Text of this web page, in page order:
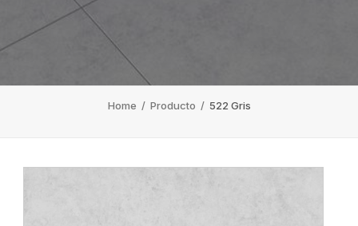
Home / Producto / 522 Gris